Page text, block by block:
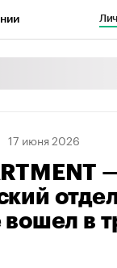
17 июня 2026
в